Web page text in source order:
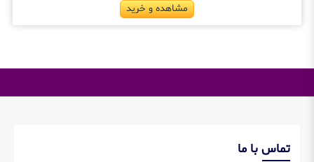
مشاهده و خرید
تماس با ما